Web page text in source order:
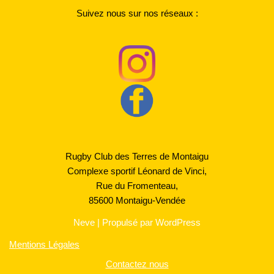
Suivez nous sur nos réseaux :
Rugby Club des Terres de Montaigu
Complexe sportif Léonard de Vinci,
Rue du Fromenteau,
85600 Montaigu-Vendée
Neve | Propulsé par WordPress
Mentions Légales
Contactez nous